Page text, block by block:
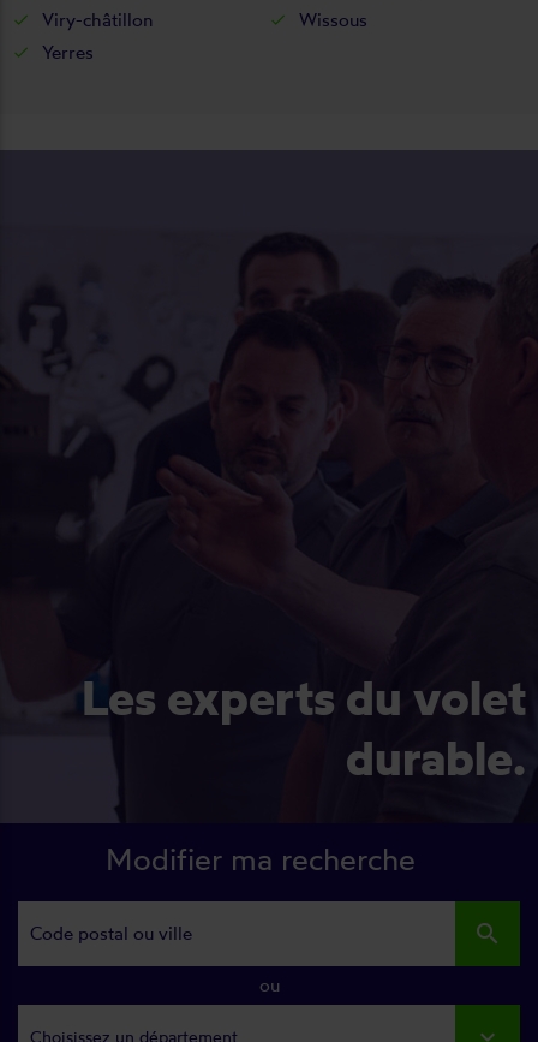
Viry-châtillon
Wissous
Yerres
Les experts du volet
durable.
Modifier ma recherche
search
ou
Choisissez un département